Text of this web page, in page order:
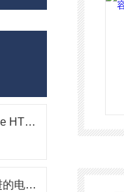
24kV晶闸管开关德国Behlke HTS 240-100-SCR在等离子体材料表面改性中的应用
Behlke高压开关采用了先进的电气控制技术